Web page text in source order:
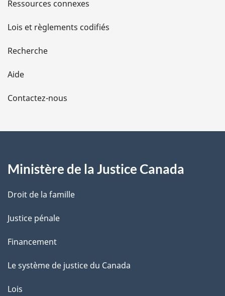
d
e
l
a
e
Ressources connexes
Lois et règlements codifiés
Recherche
Aide
Contactez-nous
Ministère de la Justice Canada
Droit de la famille
Justice pénale
Financement
Le système de justice du Canada
Lois